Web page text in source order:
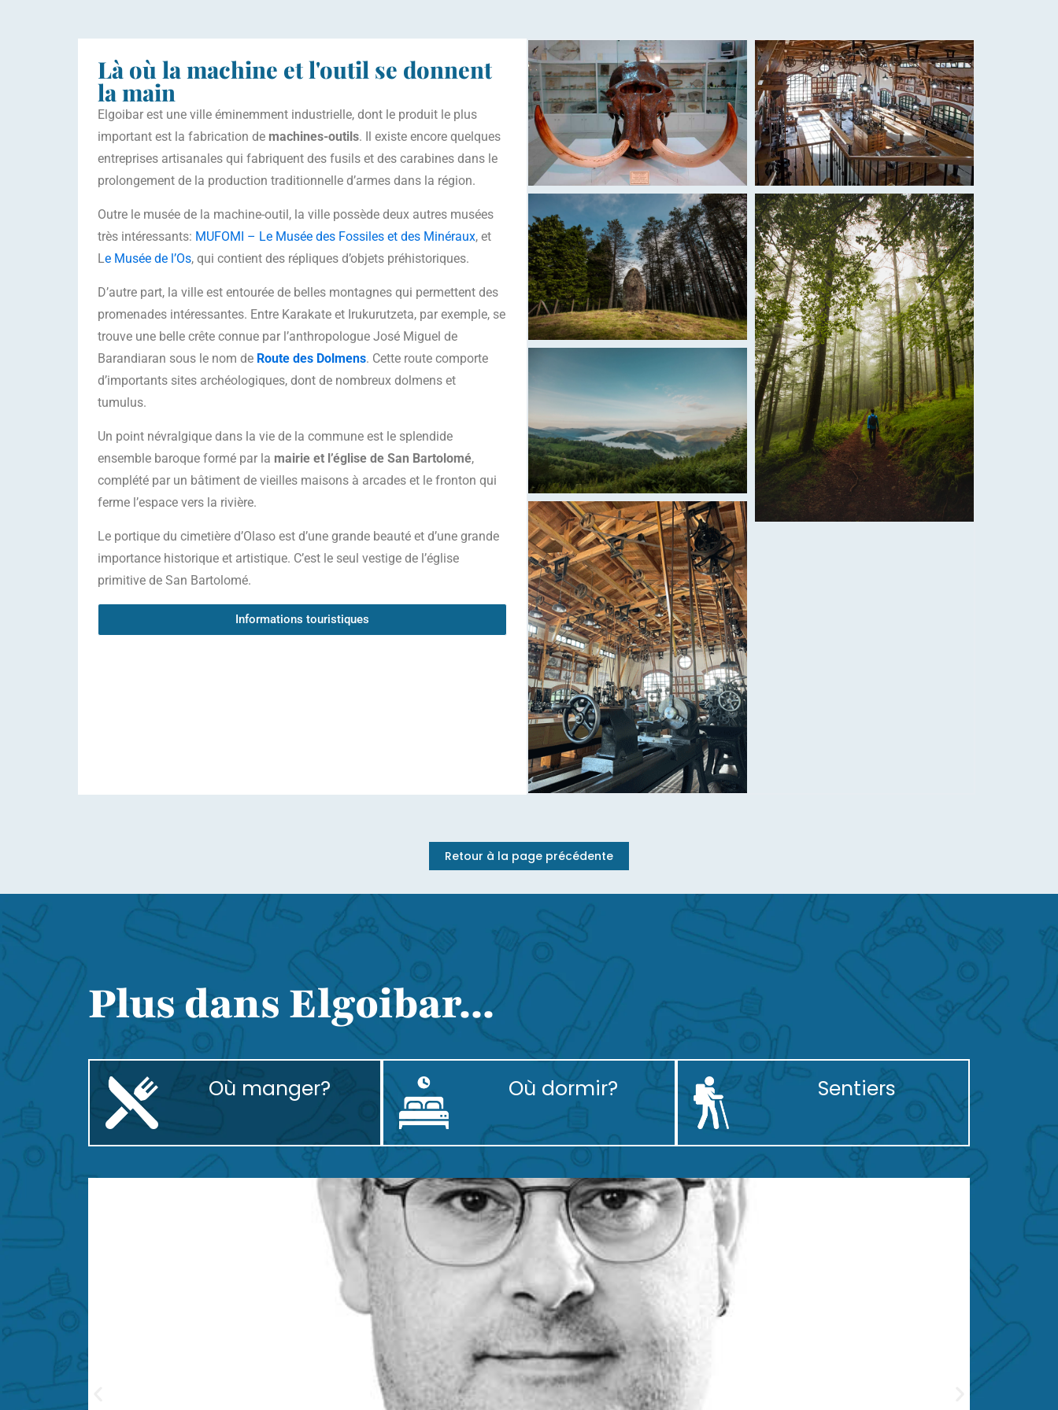
Là où la machine et l'outil se donnent
la main
Elgoibar est une ville éminemment industrielle, dont le produit le plus
important est la fabrication de machines-outils. Il existe encore quelques
entreprises artisanales qui fabriquent des fusils et des carabines dans le
prolongement de la production traditionnelle d’armes dans la région.
Outre le musée de la machine-outil, la ville possède deux autres musées
très intéressants: MUFOMI – Le Musée des Fossiles et des Minéraux, et
Le Musée de l’Os, qui contient des répliques d’objets préhistoriques.
D’autre part, la ville est entourée de belles montagnes qui permettent des
promenades intéressantes. Entre Karakate et Irukurutzeta, par exemple, se
trouve une belle crête connue par l’anthropologue José Miguel de
Barandiaran sous le nom de Route des Dolmens. Cette route comporte
d’importants sites archéologiques, dont de nombreux dolmens et
tumulus.
Un point névralgique dans la vie de la commune est le splendide
ensemble baroque formé par la mairie et l’église de San Bartolomé,
complété par un bâtiment de vieilles maisons à arcades et le fronton qui
ferme l’espace vers la rivière.
Le portique du cimetière d’Olaso est d’une grande beauté et d’une grande
importance historique et artistique. C’est le seul vestige de l’église
primitive de San Bartolomé.
Informations touristiques
Retour à la page précédente
Plus dans Elgoibar...
Où manger? Où dormir? Sentiers